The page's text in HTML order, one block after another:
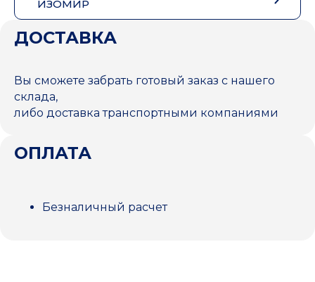
ИЗОМИР
ДОСТАВКА
Вы сможете забрать готовый заказ с нашего
склада,
либо доставка транспортными компаниями
ОПЛАТА
Безналичный расчет